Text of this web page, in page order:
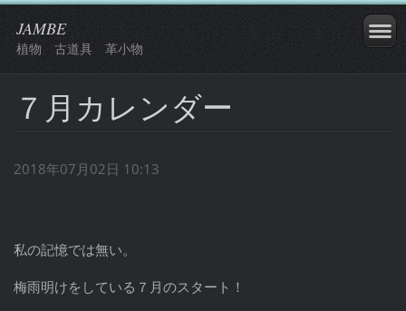
JAMBE
植物 古道具 革小物
７月カレンダー
2018年07月02日 10:13
私の記憶では無い。
梅雨明けをしている７月のスタート！